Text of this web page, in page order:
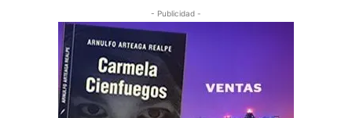
- Publicidad -